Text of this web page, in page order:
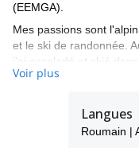
(EEMGA).
Mes passions sont
et le ski de randonnée.
j'ai escaladé et skié
nombreuses saisons en
En tant que guide, ma
Avec cela vient
Voir plus
Langues
Roumain |